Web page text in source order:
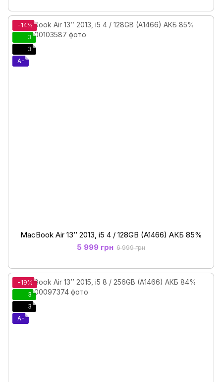
−14%
3
3
A-
MacBook Air 13’’ 2013, i5 4 / 128GB (A1466) АКБ 85%
5 999 грн 6 999 грн
−19%
3
3
A-